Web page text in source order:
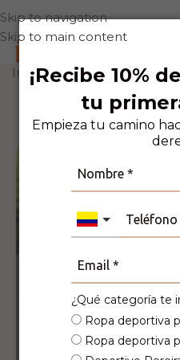
¡Recibe 10%
tu
Empieza tu camino
¿Qué categoría te
Ropa deportiva
Ropa deportiva
Skip to navigation
Skip to main content
0
Inicio Accesorios Gorras
Personas viendo
mismo!